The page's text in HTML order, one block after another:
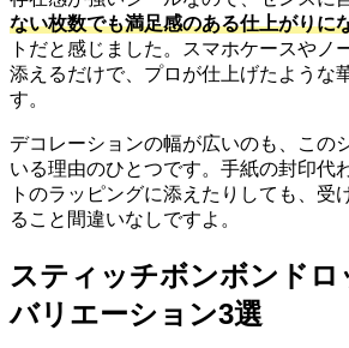
ない枚数でも満足感のある仕上がりに
トだと感じました。スマホケースやノ
添えるだけで、プロが仕上げたような
す。
デコレーションの幅が広いのも、この
いる理由のひとつです。手紙の封印代
トのラッピングに添えたりしても、受
ること間違いなしですよ。
スティッチボンボンドロ
バリエーション3選